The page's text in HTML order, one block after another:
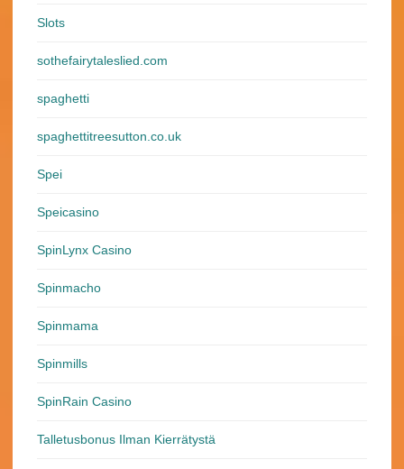
Slots
sothefairytaleslied.com
spaghetti
spaghettitreesutton.co.uk
Spei
Speicasino
SpinLynx Casino
Spinmacho
Spinmama
Spinmills
SpinRain Casino
Talletusbonus Ilman Kierrätystä